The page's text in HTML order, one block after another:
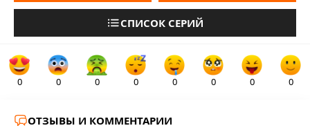
СПИСОК СЕРИЙ
0 0 0 0 0 0 0 0
ОТЗЫВЫ И КОММЕНТАРИИ